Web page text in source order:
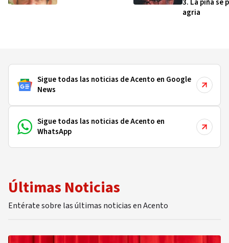
Middlebury, además es graduada de estudios de
3. La piña se
agria
Sigue todas las noticias de Acento en Google
News
Sigue todas las noticias de Acento en
WhatsApp